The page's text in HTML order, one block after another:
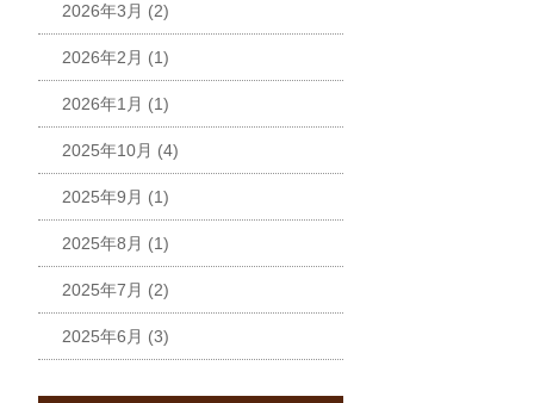
2026年3月 (2)
2026年2月 (1)
2026年1月 (1)
2025年10月 (4)
2025年9月 (1)
2025年8月 (1)
2025年7月 (2)
2025年6月 (3)